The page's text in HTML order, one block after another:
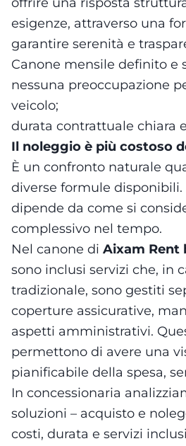
esigenze, attraverso una
garantire serenità e
Canone mensile definito e
nessuna preoccupazione
veicolo;
durata contrattuale chiara
Il noleggio è più costoso
È un confronto naturale
diverse formule disponibili.
dipende da come si
complessivo nel tempo.
Nel canone di Aixam Rent
sono inclusi servizi che, in
tradizionale, sono gestiti
coperture assicurative,
aspetti amministrativi.
permettono di avere una
pianificabile della spesa,
In concessionaria
soluzioni – acquisto e
costi, durata e servizi